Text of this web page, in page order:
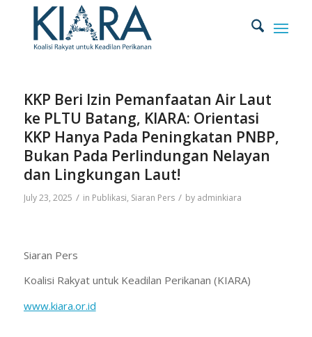
KKP Beri Izin Pemanfaatan Air Laut
ke PLTU Batang, KIARA: Orientasi
KKP Hanya Pada Peningkatan PNBP,
Bukan Pada Perlindungan Nelayan
dan Lingkungan Laut!
July 23, 2025 / in Publikasi, Siaran Pers / by adminkiara
Siaran Pers
Koalisi Rakyat untuk Keadilan Perikanan (KIARA)
www.kiara.or.id